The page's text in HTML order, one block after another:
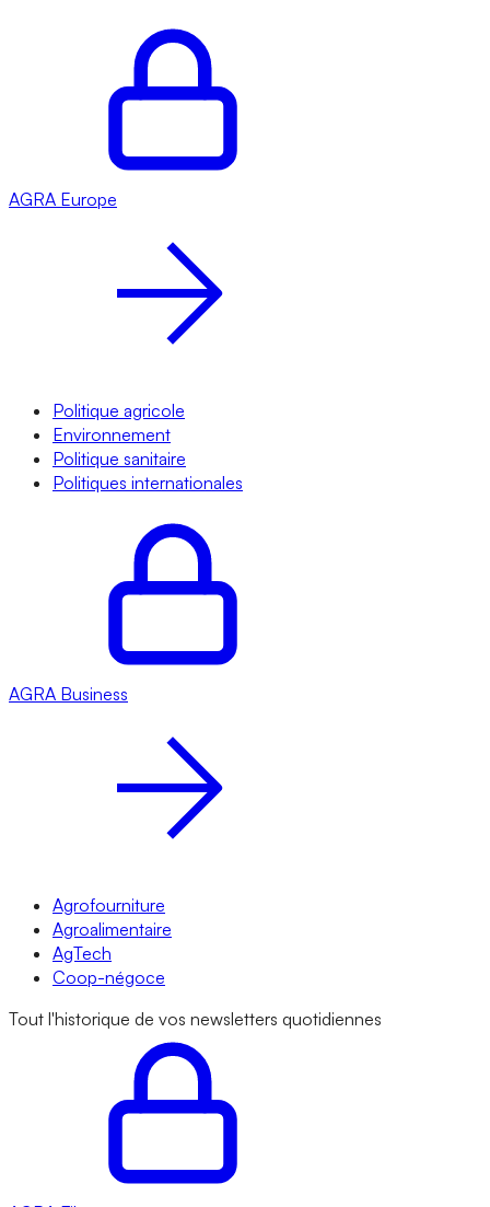
AGRA Europe
Politique agricole
Environnement
Politique sanitaire
Politiques internationales
AGRA Business
Agrofourniture
Agroalimentaire
AgTech
Coop-négoce
Tout l'historique de vos newsletters quotidiennes